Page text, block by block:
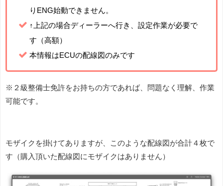
りENG始動できません。
↑上記の場合ディーラーへ行き、設定作業が必要で
す（高額）
本情報はECUの配線図のみです
※２級整備士免許をお持ちの方であれば、問題なく理解、作業
可能です。
モザイクを掛けてありますが、このような配線図が合計４枚で
す（購入頂いた配線図にモザイクはありません）